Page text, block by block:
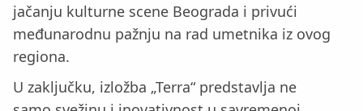
jačanju kulturne scene Beograda i privući
međunarodnu pažnju na rad umetnika iz ovog
regiona.
U zaključku, izložba „Terra“ predstavlja ne